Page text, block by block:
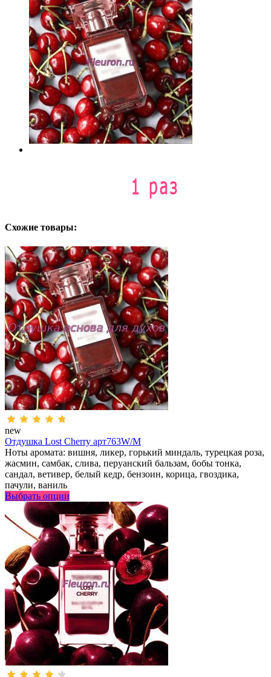
Схожие товары:
new
Отдушка Lost Cherry арт763W/M
Ноты аромата: вишня, ликер, горький миндаль, турецкая роза,
жасмин, самбак, слива, перуанский бальзам, бобы тонка,
сандал, ветивер, белый кедр, бензоин, корица, гвоздика,
пачули, ваниль
Выбрать опции